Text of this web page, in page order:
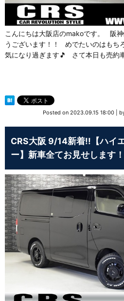
こんにちは大阪店のmakoです。 阪
うございます！！ めでたいのはもち
気になり過ぎます🎵 さて本日も売約
Posted on 2023.09.15 18:00
CRS大阪 9/14新着!!【ハイ
ー】新車全てお見せします！